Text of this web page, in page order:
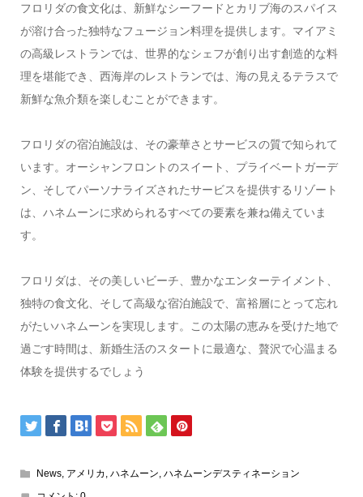
フロリダの食文化は、新鮮なシーフードとカリブ海のスパイス
が溶け合った独特なフュージョン料理を提供します。マイアミ
の高級レストランでは、世界的なシェフが創り出す創造的な料
理を堪能でき、西海岸のレストランでは、海の見えるテラスで
新鮮な魚介類を楽しむことができます。
フロリダの宿泊施設は、その豪華さとサービスの質で知られて
います。オーシャンフロントのスイート、プライベートガーデ
ン、そしてパーソナライズされたサービスを提供するリゾート
は、ハネムーンに求められるすべての要素を兼ね備えていま
す。
フロリダは、その美しいビーチ、豊かなエンターテイメント、
独特の食文化、そして高級な宿泊施設で、富裕層にとって忘れ
がたいハネムーンを実現します。この太陽の恵みを受けた地で
過ごす時間は、新婚生活のスタートに最適な、贅沢で心温まる
体験を提供するでしょう
News, アメリカ ハネムーン ハネムーンデスティネーション